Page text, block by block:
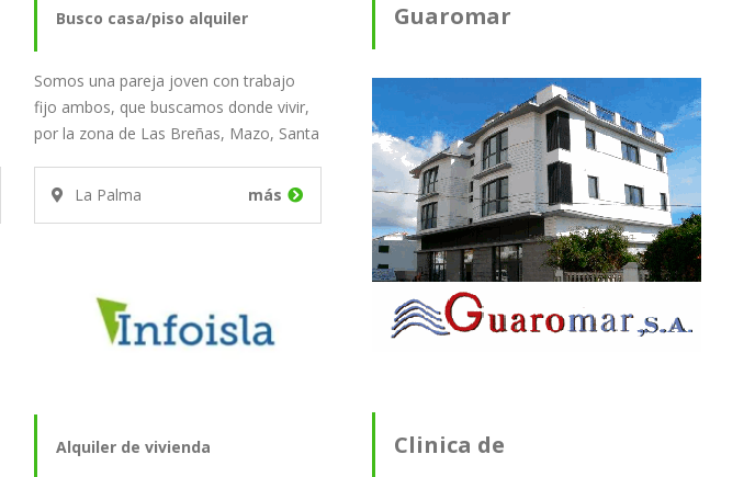
Busco casa/piso alquiler
Somos una pareja joven con trabajo
fijo ambos, que buscamos donde vivir,
por la zona de Las Breñas, Mazo, Santa
La Palma
más
Alquiler de vivienda
Guaromar
Clinica de